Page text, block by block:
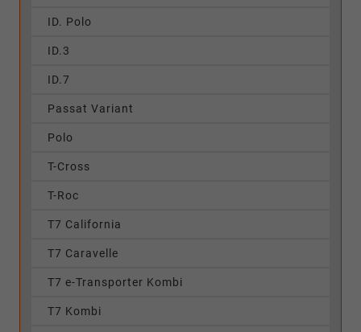
ID. Polo
ID.3
ID.7
Passat Variant
Polo
T-Cross
T-Roc
T7 California
T7 Caravelle
T7 e-Transporter Kombi
T7 Kombi